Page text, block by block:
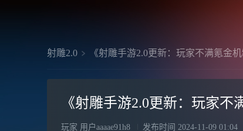
射雕2.0 《射雕手游2.0更新：玩家不满氪金
《射雕手游2.0更新：玩家不
玩家 用户aaaae91h8 发布时间 2024-11-09 01:04